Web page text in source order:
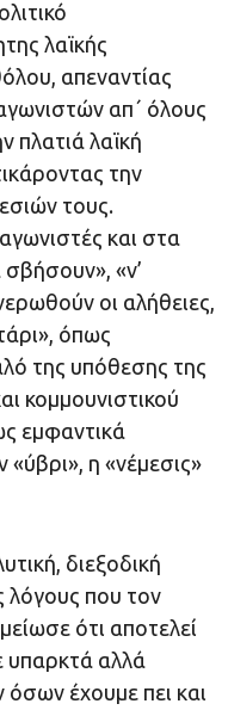
λαϊκής
απεναντίας
απ΄ όλους
πλατιά λαϊκή
την
τους.
και στα
«ν’
οι αλήθειες,
όπως
της υπόθεσης της
κομμουνιστικού
εμφαντικά
«ύβρι», η «νέμεσις»
διεξοδική
λόγους που τον
ότι αποτελεί
υπαρκτά αλλά
έχουμε πει και